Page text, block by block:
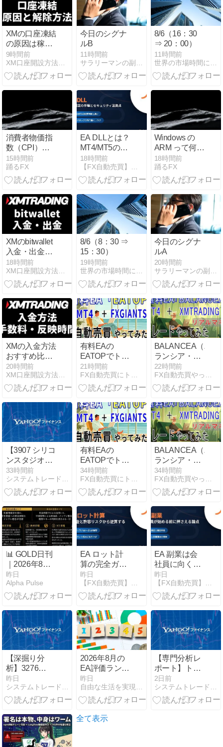
XMの口座凍結
の原因は稼ぎ
すぎ？休眠と
の違い・維持
手数料・解除
9時間前
XM口座開設方法・キャッシュバック・ボーナスキャンペーン
今日のシグナ
ルB
11時間前
8/6（16：30
⇒ 20：00）
11時間前
消費者物価指
数（CPI）と
は何か──どこ
が、いつ、ど
のように計算
｜日本のCPI
15時間前
踊るFX
EA DLLとは？
MT4/MT5の許
可設定手順と
セキュリティ
注意点を解説
18時間前
Windows の
ARM って何な
のか
18時間前
踊るFX
XMのbitwallet
入金・出金
【2026年最
新】アカウン
ト作成から使
まで
18時間前
XM口座開設方法・キャッシュバック・ボーナスキャンペーン
8/6（8：30 ⇒
15：30）
19時間前
今日のシグナ
ルA
20時間前
XMの入金方法
おすすめ比較
【2026年最
新】手数料・
反映時間と全
画面付きで解
説
20時間前
XM口座開設方法・キャッシュバック・ボーナスキャンペーン
有料EAの
EATOPでトレ
ードやってみ
た：第281日
21時間前
FX自動売買にトライ | 自動売買EAを使って資産構築
BALANCEA（バ
ランシア・リ
アルマネー）
投資：56日目
22時間前
FX自動売買やってみた | FX自動売買にトライしています
【3907 シリコ
ンスタジオ】
生成AI時代の
真の価値を見
極めろ：急騰
指針
33時間前
システムトレードとAI副業の記録
有料EAの
EATOPでトレ
ードやってみ
た：第280日
34時間前
FX自動売買にトライ | 自動売買EAを使って資産構築
BALANCEA（バ
ランシア・リ
アルマネー）
投資：55日目
34時間前
FX自動売買やってみた | FX自動売買にトライしています
📊 GOLD日刊
｜2026年8月7
日（金）
昨日
Alpha Pulse
EA ロット計
算の完全ガイ
ド｜証拠金と
許容リスクか
ら求める式と
昨日
【FX自動売買】総合ポータル｜Forex Guide
EA 副業は会
社員に向くの
か｜自動売買
の始め方・リ
スク・確定申
昨日
【FX自動売買】総合ポータル｜Forex Guide
【深掘り分
析】3276
JPMC：なぜ
今、日本の不
動産管理セク
的テーマ株」
なのか？メガ
トレンドから
昨日
システムトレードとAI副業の記録
2026年8月の
EA評価ランキ
ング（ダイジ
ェスト版）
昨日
自由な生活を実現するためのＦＸ&投資
【専門分析レ
ポート】トー
シン
HD（9444）
の会社更生手
2日前
システムトレードとAI副業の記録
全て表示